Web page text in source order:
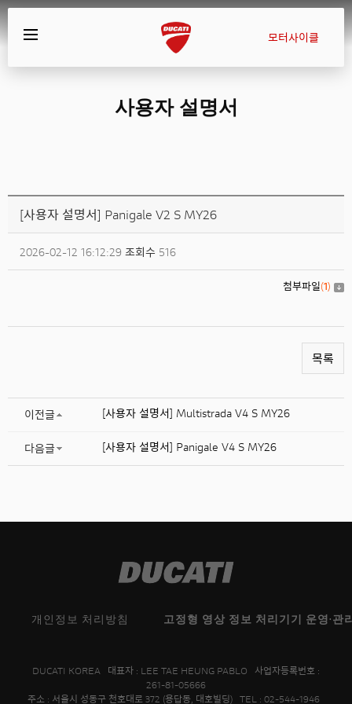
모터사이클
사용자 설명서
[사용자 설명서] Panigale V2 S MY26
2026-02-12 16:12:29 조회수 516
첨부파일(1)
목록
이전글 [사용자 설명서] Multistrada V4 S MY26
다음글 [사용자 설명서] Panigale V4 S MY26
개인정보 처리방침 고정형 영상 정보 처리기기 운영·관
DUCATI KOREA 대표자 : LEE TAE HEUNG PABLO 사업자등록번호 :
261-81-05666
주소 : 서울시 성동구 천호대로 372 (용답동, 대호빌딩) TEL : 02-544-1946